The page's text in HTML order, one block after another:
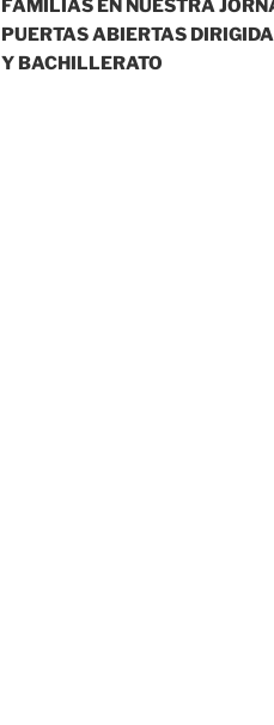
entradas
FAMILIAS EN NUESTRA
PUERTAS ABIERTAS
Y BACHILLERATO